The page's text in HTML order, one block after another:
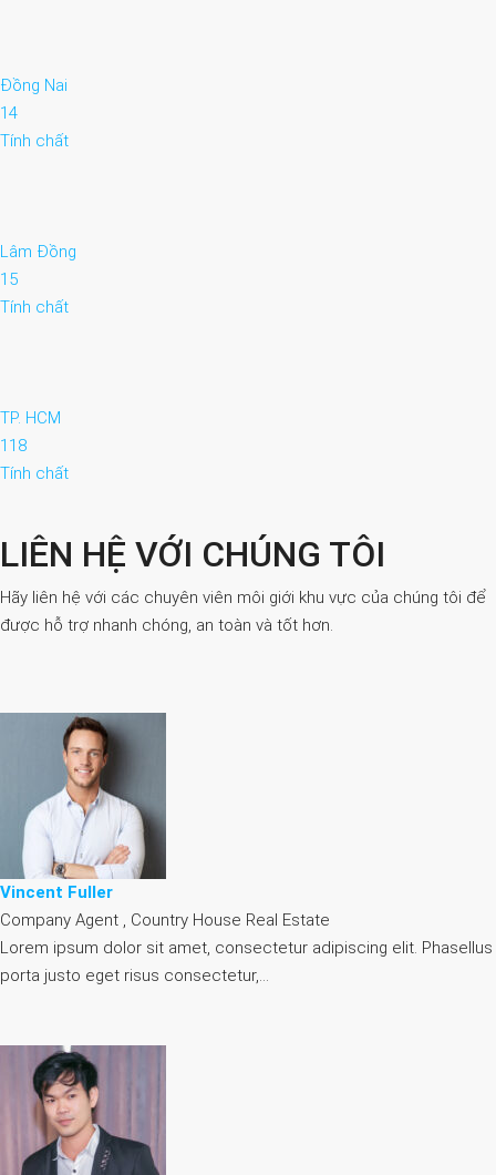
Đồng Nai
14
Tính chất
Lâm Đồng
15
Tính chất
TP. HCM
118
Tính chất
LIÊN HỆ VỚI CHÚNG TÔI
Hãy liên hệ với các chuyên viên môi giới khu vực của chúng tôi để
được hỗ trợ nhanh chóng, an toàn và tốt hơn.
Vincent Fuller
Company Agent , Country House Real Estate
Lorem ipsum dolor sit amet, consectetur adipiscing elit. Phasellus
porta justo eget risus consectetur,…